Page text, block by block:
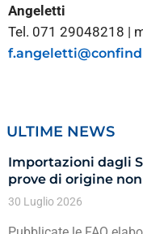
Angeletti
Tel. 071 29048218 |
ULTIME NEWS
Importazioni dagli
prove di origine
30 Luglio 2026